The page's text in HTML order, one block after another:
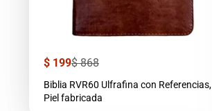
Precio
venta
$ 199Precio
$ 868
Biblia RVR60 Ulfrafina con Referencias,
Piel fabricada